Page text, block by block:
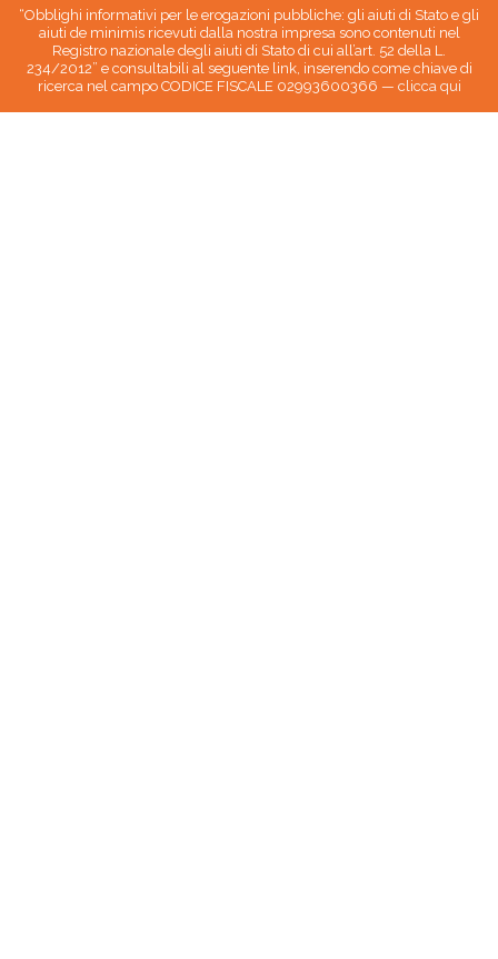
“Obblighi informativi per le erogazioni pubbliche: gli aiuti di Stato e gli
aiuti de minimis ricevuti dalla nostra impresa sono contenuti nel
Registro nazionale degli aiuti di Stato di cui all’art. 52 della L.
234/2012” e consultabili al seguente link, inserendo come chiave di
ricerca nel campo CODICE FISCALE 02993600366 — clicca qui